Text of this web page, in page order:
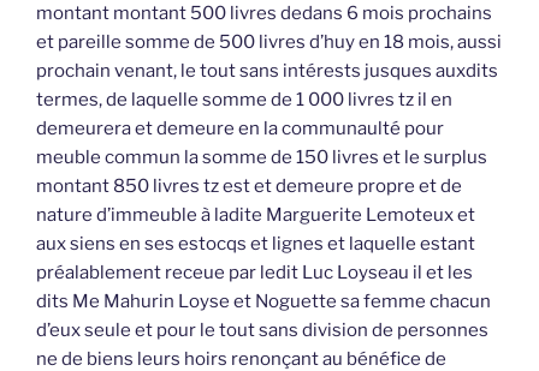
montant montant 500 livres dedans 6 mois prochains
et pareille somme de 500 livres d’huy en 18 mois, aussi
prochain venant, le tout sans intérests jusques auxdits
termes, de laquelle somme de 1 000 livres tz il en
demeurera et demeure en la communaulté pour
meuble commun la somme de 150 livres et le surplus
montant 850 livres tz est et demeure propre et de
nature d’immeuble à ladite Marguerite Lemoteux et
aux siens en ses estocqs et lignes et laquelle estant
préalablement receue par ledit Luc Loyseau il et les
dits Me Mahurin Loyse et Noguette sa femme chacun
d’eux seule et pour le tout sans division de personnes
ne de biens leurs hoirs renonçant au bénéfice de